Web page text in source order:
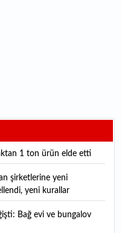
1 ton ürün elde etti
yeni kurallar